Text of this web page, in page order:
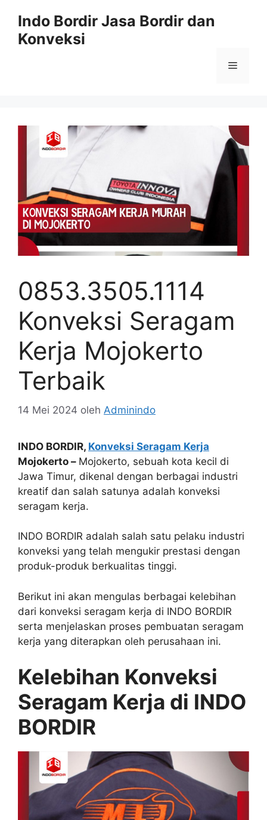
Indo Bordir Jasa Bordir dan
Konveksi
Menu
0853.3505.1114
Konveksi Seragam
Kerja Mojokerto
Terbaik
14 Mei 2024 oleh Adminindo
INDO BORDIR, Konveksi Seragam Kerja
Mojokerto – Mojokerto, sebuah kota kecil di
Jawa Timur, dikenal dengan berbagai industri
kreatif dan salah satunya adalah konveksi
seragam kerja.
INDO BORDIR adalah salah satu pelaku industri
konveksi yang telah mengukir prestasi dengan
produk-produk berkualitas tinggi.
Berikut ini akan mengulas berbagai kelebihan
dari konveksi seragam kerja di INDO BORDIR
serta menjelaskan proses pembuatan seragam
kerja yang diterapkan oleh perusahaan ini.
Kelebihan Konveksi
Seragam Kerja di INDO
BORDIR